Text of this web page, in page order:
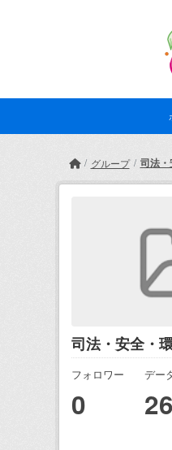
グループ 司法
司法・安全・
フォロワー
0
デー